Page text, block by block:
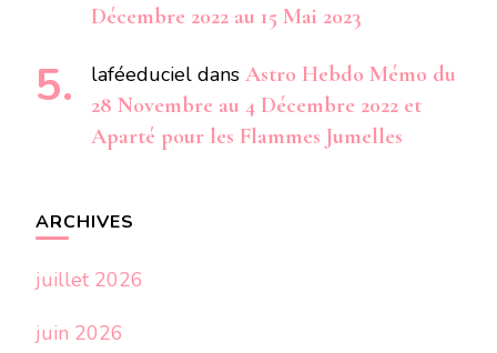
Décembre 2022 au 15 Mai 2023
laféeduciel dans Astro Hebdo Mémo du
28 Novembre au 4 Décembre 2022 et
Aparté pour les Flammes Jumelles
ARCHIVES
juillet 2026
juin 2026